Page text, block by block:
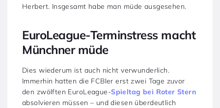
Herbert. Insgesamt habe man müde ausgesehen.
EuroLeague-Terminstress macht
Münchner müde
Dies wiederum ist auch nicht verwunderlich.
Immerhin hatten die FCBler erst zwei Tage zuvor
den zwölften EuroLeague-Spieltag bei Roter Stern
absolvieren müssen – und diesen überdeutlich